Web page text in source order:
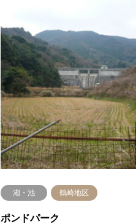
轟ダム
大分市東部にある水防ダム場所：
字木佐上ダムの様子１（北側～）
子２（南側～）ダムの様子３（上
ムの様子４（下流側）ダムの様子
続き
湖・池 鶴崎地区
ポンドパーク